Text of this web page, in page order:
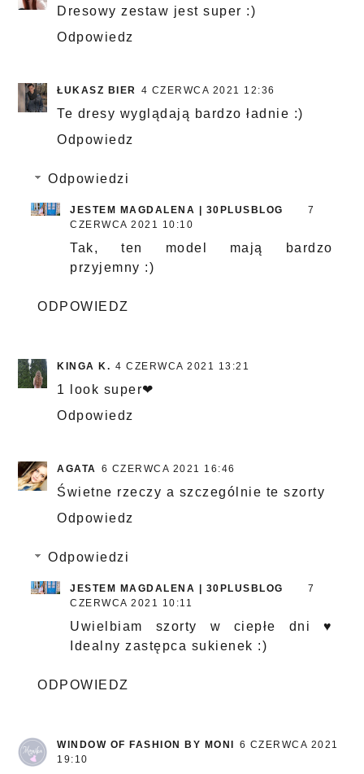
Dresowy zestaw jest super :)
Odpowiedz
ŁUKASZ BIER 4 CZERWCA 2021 12:36
Te dresy wyglądają bardzo ładnie :)
Odpowiedz
Odpowiedzi
JESTEM MAGDALENA | 30PLUSBLOG
7
CZERWCA 2021 10:10
Tak, ten model mają bardzo
przyjemny :)
ODPOWIEDZ
KINGA K. 4 CZERWCA 2021 13:21
1 look super❤
Odpowiedz
AGATA 6 CZERWCA 2021 16:46
Świetne rzeczy a szczególnie te szorty
Odpowiedz
Odpowiedzi
JESTEM MAGDALENA | 30PLUSBLOG
7
CZERWCA 2021 10:11
Uwielbiam szorty w ciepłe dni ♥
Idealny zastępca sukienek :)
ODPOWIEDZ
WINDOW OF FASHION BY MONI
6 CZERWCA 2021
19:10